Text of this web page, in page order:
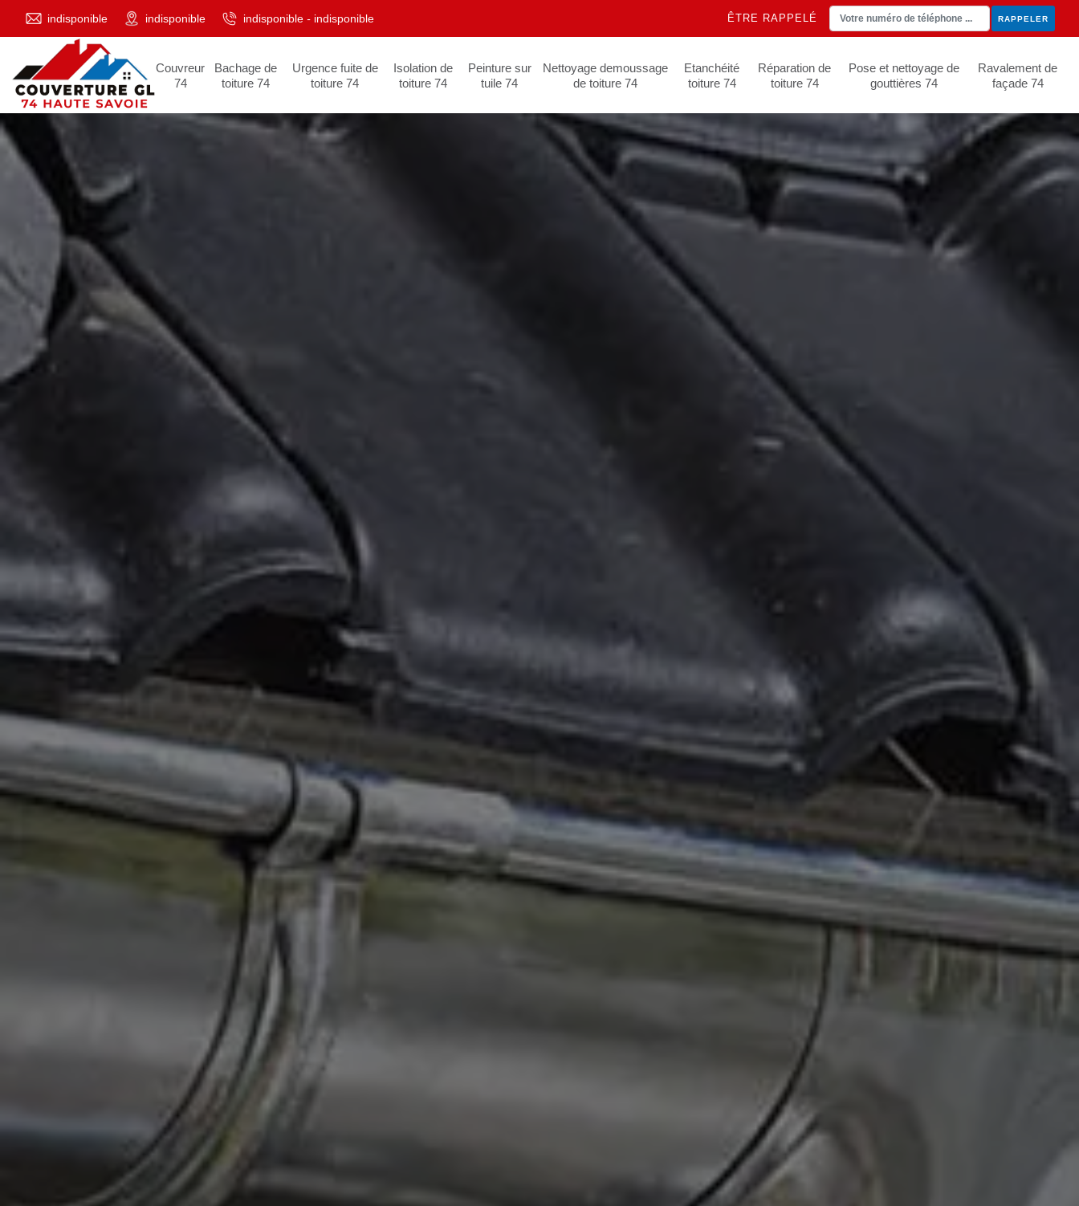
indisponible indisponible indisponible - indisponible ÊTRE RAPPELÉ
Couvreur
74
Bachage de
toiture 74
Urgence fuite de
toiture 74
Isolation de
toiture 74
Peinture sur
tuile 74
Nettoyage demoussage
de toiture 74
Etanchéité
toiture 74
Réparation de
toiture 74
Pose et nettoyage de
gouttières 74
Ravalement de
façade 74